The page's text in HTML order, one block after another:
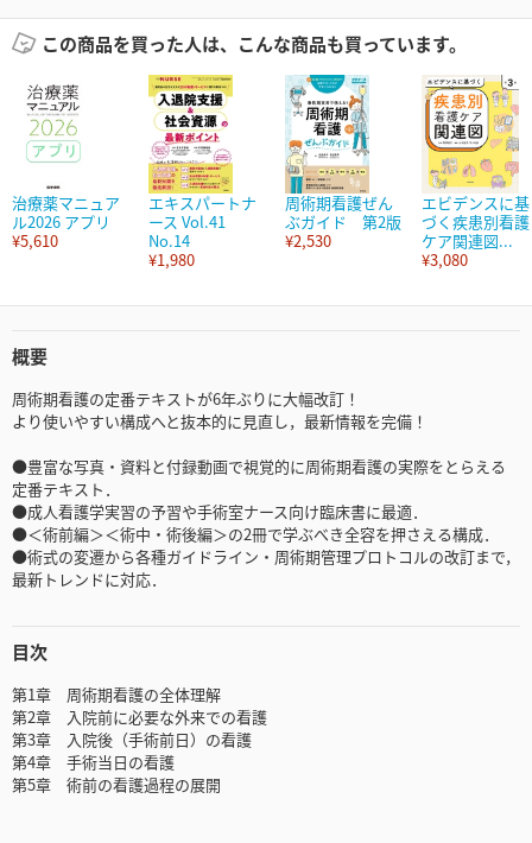
この商品を買った人は、こんな商品も買っています。
治療薬マニュア
ル2026 アプリ
¥5,610
エキスパートナ
ース Vol.41
No.14
¥1,980
周術期看護ぜん
ぶガイド 第2版
¥2,530
エビデンスに基
づく疾患別看護
ケア関連図...
¥3,080
概要
周術期看護の定番テキストが6年ぶりに大幅改訂！
より使いやすい構成へと抜本的に見直し，最新情報を完備！
●豊富な写真・資料と付録動画で視覚的に周術期看護の実際をとらえる
定番テキスト．
●成人看護学実習の予習や手術室ナース向け臨床書に最適．
●＜術前編＞＜術中・術後編＞の2冊で学ぶべき全容を押さえる構成．
●術式の変遷から各種ガイドライン・周術期管理プロトコルの改訂まで，
最新トレンドに対応．
目次
第1章 周術期看護の全体理解
第2章 入院前に必要な外来での看護
第3章 入院後（手術前日）の看護
第4章 手術当日の看護
第5章 術前の看護過程の展開